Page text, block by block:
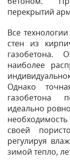
перекрытий
Все
стен из
газобетона.
наиболее
Однако
газобетона
идеально
своей
регулируя
зимой тепло,